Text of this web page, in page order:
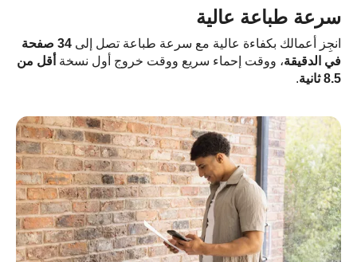
سرعة طباعة عالية
انجِز أعمالك بكفاءة عالية مع سرعة طباعة تصل إلى
34 صفحة
في الدقيقة، ووقت إحماء سريع ووقت خروج أول نسخةأقل من
8.5 ثانية
.